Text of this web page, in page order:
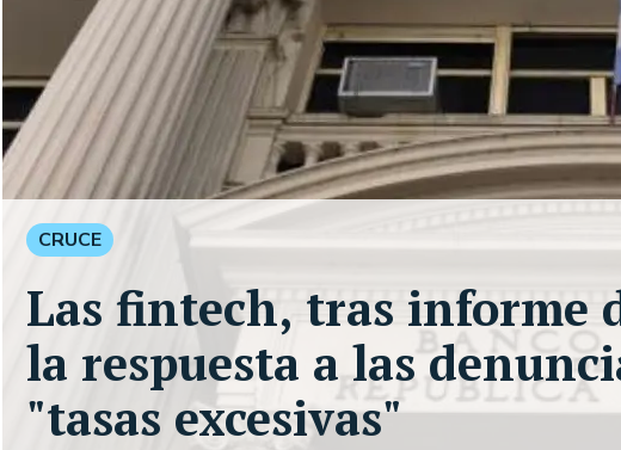
CRUCE
Las fintech, tras informe
la respuesta a las
"tasas excesivas"